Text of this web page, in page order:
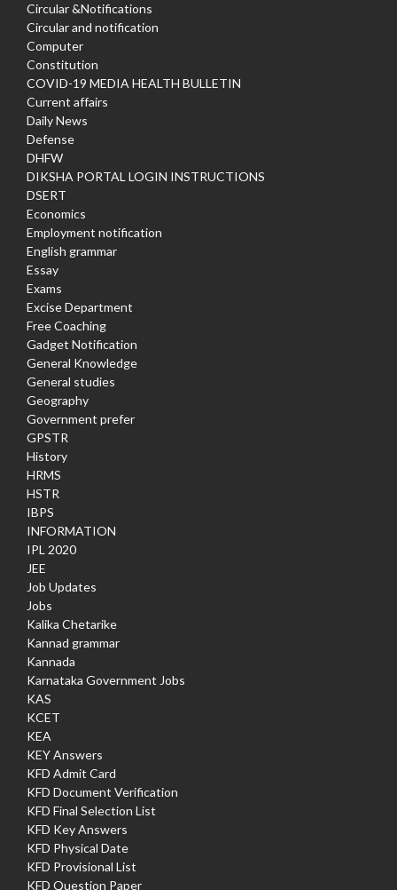
Circular &Notifications
Circular and notification
Computer
Constitution
COVID-19 MEDIA HEALTH BULLETIN
Current affairs
Daily News
Defense
DHFW
DIKSHA PORTAL LOGIN INSTRUCTIONS
DSERT
Economics
Employment notification
English grammar
Essay
Exams
Excise Department
Free Coaching
Gadget Notification
General Knowledge
General studies
Geography
Government prefer
GPSTR
History
HRMS
HSTR
IBPS
INFORMATION
IPL 2020
JEE
Job Updates
Jobs
Kalika Chetarike
Kannad grammar
Kannada
Karnataka Government Jobs
KAS
KCET
KEA
KEY Answers
KFD Admit Card
KFD Document Verification
KFD Final Selection List
KFD Key Answers
KFD Physical Date
KFD Provisional List
KFD Question Paper